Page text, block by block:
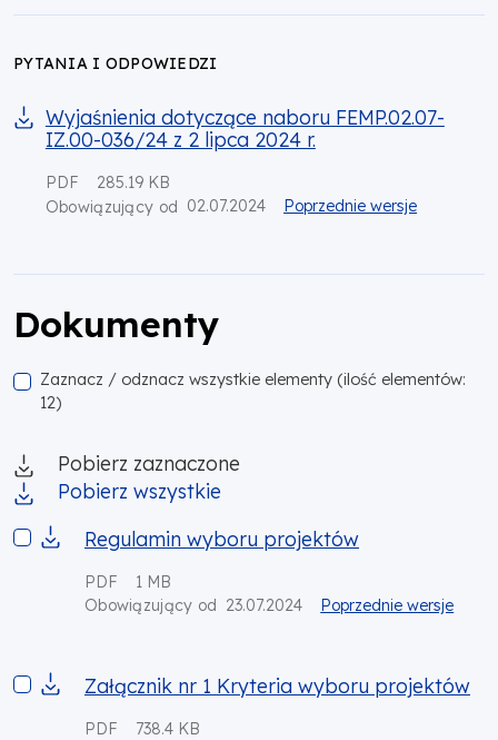
PYTANIA I ODPOWIEDZI
Wyjaśnienia dotyczące naboru FEMP.02.07-
IZ.00-036/24 z 2 lipca 2024 r.
PDF
285.19 KB
Obowiązujący od 02.07.2024 Poprzednie wersje
Dokumenty
Zaznacz / odznacz wszystkie elementy (ilość elementów:
12)
Pobierz zaznaczone
Pobierz wszystkie
Regulamin wyboru projektów
Regulamin wyboru projektów
PDF
1 MB
Obowiązujący od
23.07.2024 Poprzednie wersje
Załącznik nr 1 Kryteria wyboru projektów
Załącznik nr 1 Kryteria wyboru projektów
PDF
738.4 KB